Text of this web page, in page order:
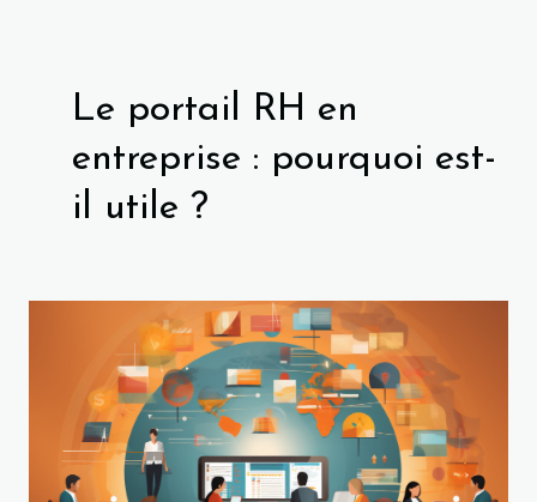
Le portail RH en
entreprise : pourquoi est-
il utile ?